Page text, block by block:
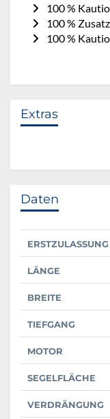
100 %
100 %
100 %
Extras
Daten
ERSTZULASSUNG
LÄNGE
BREITE
TIEFGANG
MOTOR
SEGELFLÄCHE
VERDRÄNGUNG